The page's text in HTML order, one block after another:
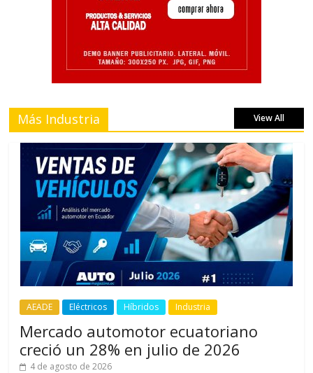
Más Industria View All
AEADE Eléctricos Híbridos Industria
Mercado automotor ecuatoriano
creció un 28% en julio de 2026
4 de agosto de 2026